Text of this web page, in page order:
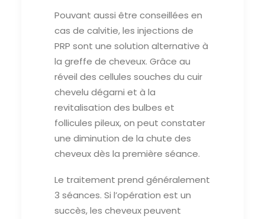
Pouvant aussi être conseillées en
cas de calvitie, les injections de
PRP sont une solution alternative à
la greffe de cheveux. Grâce au
réveil des cellules souches du cuir
chevelu dégarni et à la
revitalisation des bulbes et
follicules pileux, on peut constater
une diminution de la chute des
cheveux dès la première séance.
Le traitement prend généralement
3 séances. Si l’opération est un
succès, les cheveux peuvent